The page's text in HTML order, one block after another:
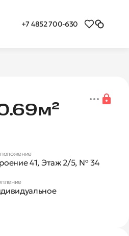
+7 4852 700-630
41, Этаж 2/5, № 34